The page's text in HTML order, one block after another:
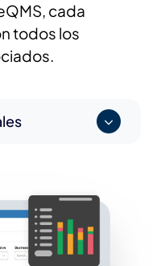
cada
todos los